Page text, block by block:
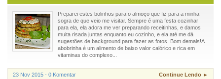
Preparei estes bolinhos para o almoço que fiz para a minha
sogra de que veio me visitar. Sempre é uma festa cozinhar
para ela, ela adora me ver preparando receitinhas, e damos
muita risada juntas enquanto eu cozinho, e ela até me dá
sugestões de background para fazer as fotos. Bom demais!A
abobrinha é um alimento de baixo valor calórico e rica em
vitaminas do complexo...
23 Nov 2015 - 0 Komentar Continue Lendo ►